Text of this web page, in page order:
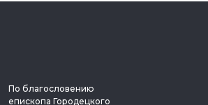
По благословению
епископа Городецкого